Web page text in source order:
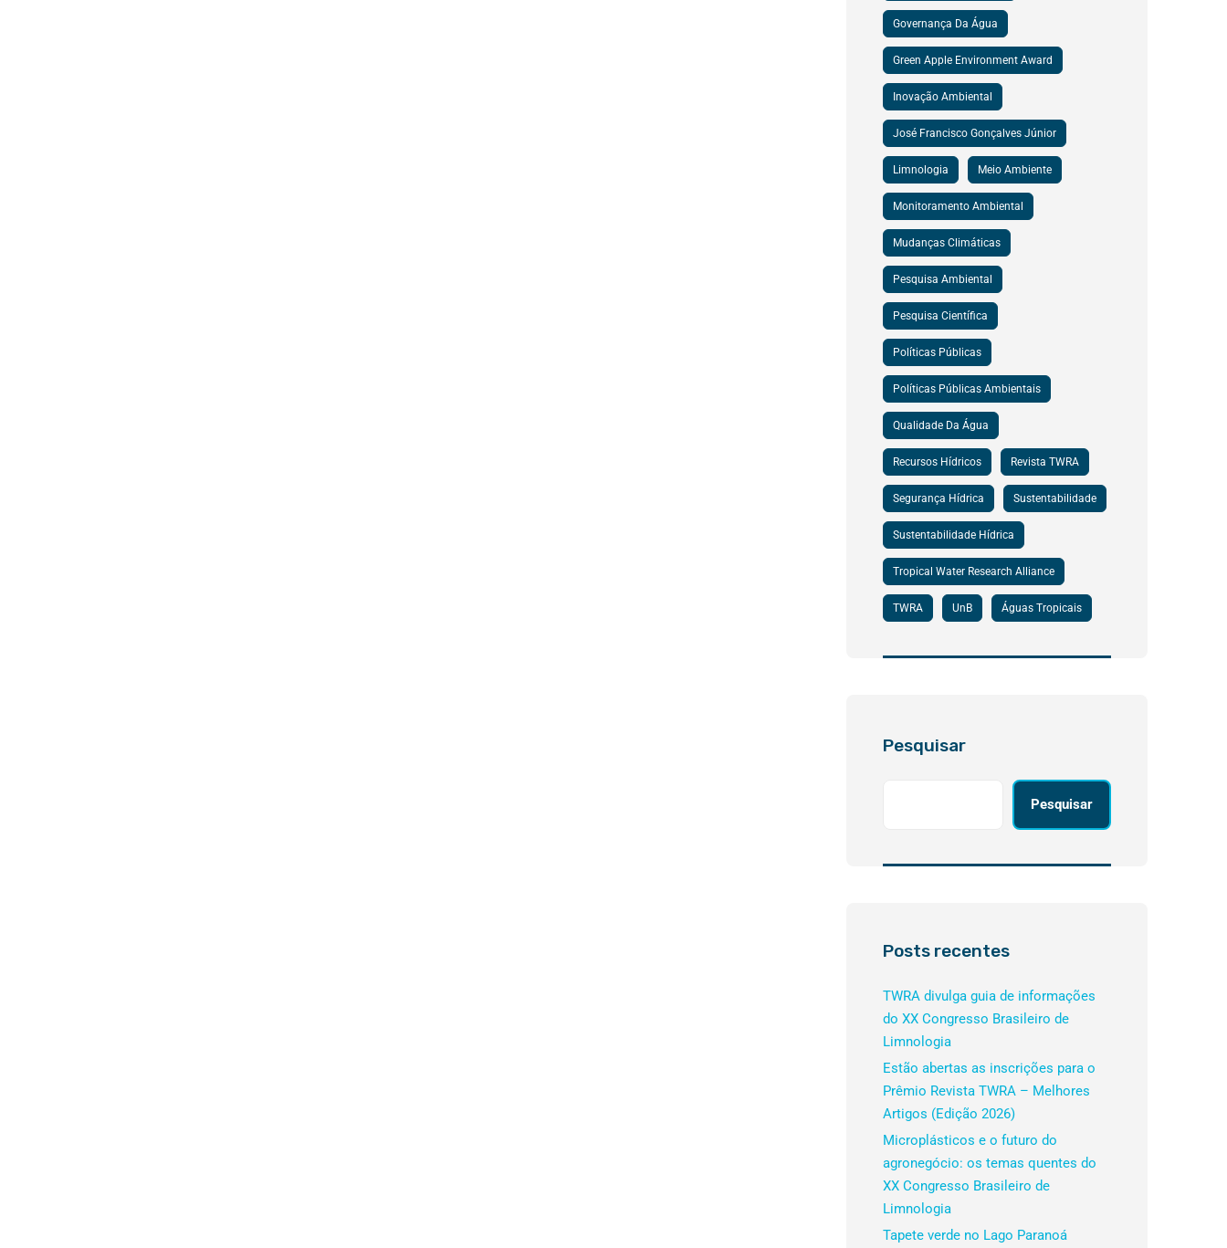
Governança Da Água
Green Apple Environment Award
Inovação Ambiental
José Francisco Gonçalves Júnior
Limnologia Meio Ambiente
Monitoramento Ambiental
Mudanças Climáticas
Pesquisa Ambiental
Pesquisa Científica
Políticas Públicas
Políticas Públicas Ambientais
Qualidade Da Água
Recursos Hídricos Revista TWRA
Segurança Hídrica Sustentabilidade
Sustentabilidade Hídrica
Tropical Water Research Alliance
TWRA UnB Águas Tropicais
Pesquisar
Pesquisar
Posts recentes
TWRA divulga guia de informações
do XX Congresso Brasileiro de
Limnologia
Estão abertas as inscrições para o
Prêmio Revista TWRA – Melhores
Artigos (Edição 2026)
Microplásticos e o futuro do
agronegócio: os temas quentes do
XX Congresso Brasileiro de
Limnologia
Tapete verde no Lago Paranoá